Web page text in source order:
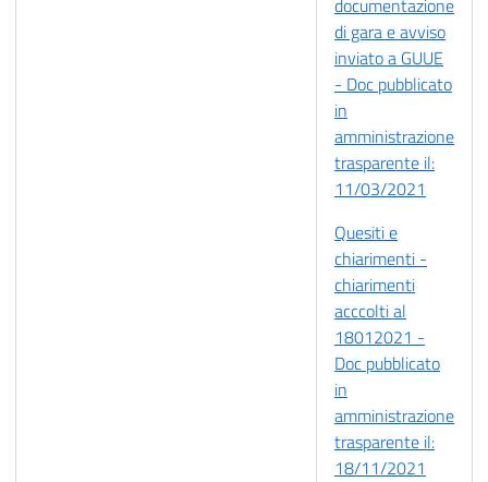
documentazione
di gara e avviso
inviato a GUUE
- Doc pubblicato
in
amministrazione
trasparente il:
11/03/2021
Quesiti e
chiarimenti -
chiarimenti
acccolti al
18012021 -
Doc pubblicato
in
amministrazione
trasparente il:
18/11/2021